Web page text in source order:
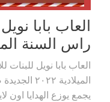
راس السنة
يجمع يوزع الهدايا اون